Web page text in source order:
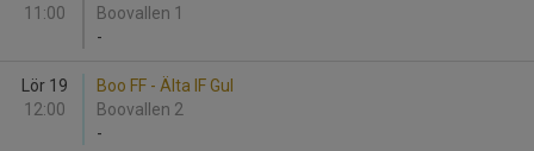
11:00
Boovallen 1
-
Lör 19
12:00
Boo FF - Älta IF Gul
Boovallen 2
-